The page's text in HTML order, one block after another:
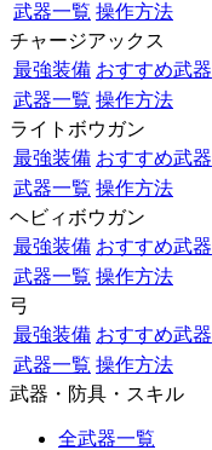
武器一覧 操作方法
チャージアックス
最強装備 おすすめ武器
武器一覧 操作方法
ライトボウガン
最強装備 おすすめ武器
武器一覧 操作方法
ヘビィボウガン
最強装備 おすすめ武器
武器一覧 操作方法
弓
最強装備 おすすめ武器
武器一覧 操作方法
武器・防具・スキル
全武器一覧